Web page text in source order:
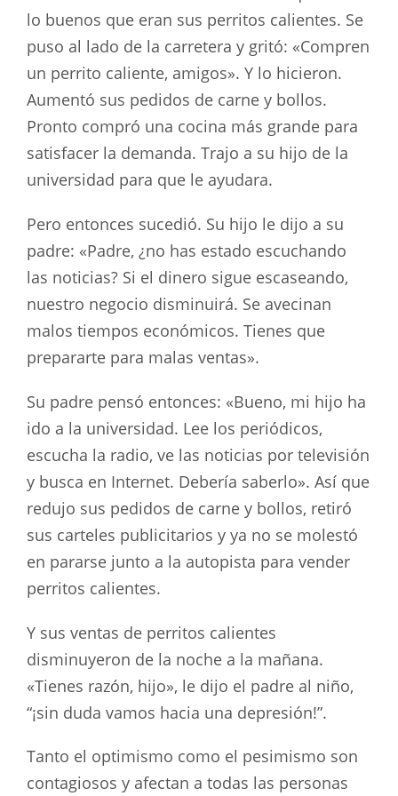
lo buenos que eran sus perritos calientes. Se
puso al lado de la carretera y gritó: «Compren
un perrito caliente, amigos». Y lo hicieron.
Aumentó sus pedidos de carne y bollos.
Pronto compró una cocina más grande para
satisfacer la demanda. Trajo a su hijo de la
universidad para que le ayudara.
Pero entonces sucedió. Su hijo le dijo a su
padre: «Padre, ¿no has estado escuchando
las noticias? Si el dinero sigue escaseando,
nuestro negocio disminuirá. Se avecinan
malos tiempos económicos. Tienes que
prepararte para malas ventas».
Su padre pensó entonces: «Bueno, mi hijo ha
ido a la universidad. Lee los periódicos,
escucha la radio, ve las noticias por televisión
y busca en Internet. Debería saberlo». Así que
redujo sus pedidos de carne y bollos, retiró
sus carteles publicitarios y ya no se molestó
en pararse junto a la autopista para vender
perritos calientes.
Y sus ventas de perritos calientes
disminuyeron de la noche a la mañana.
«Tienes razón, hijo», le dijo el padre al niño,
“¡sin duda vamos hacia una depresión!”.
Tanto el optimismo como el pesimismo son
contagiosos y afectan a todas las personas